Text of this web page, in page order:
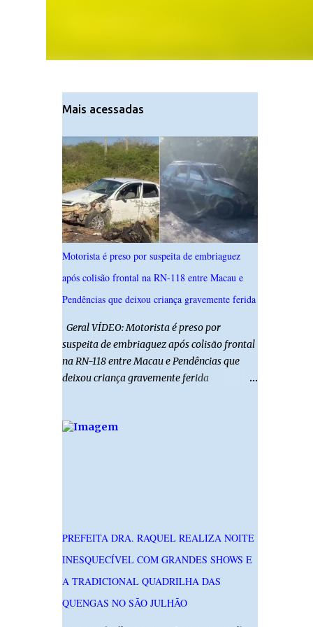
Mais acessadas
Motorista é preso por suspeita de embriaguez
após colisão frontal na RN-118 entre Macau e
Pendências que deixou criança gravemente ferida
Geral VÍDEO: Motorista é preso por
suspeita de embriaguez após colisão frontal
na RN-118 entre Macau e Pendências que
deixou criança gravemente ferida
em flagrante por suspeita de dirigir
condutores apresentava sinais de
embriaguez, foi levado ao Hospital Regional
Tarcísio Maia, em Mossoró, e autuado em
flagrante. O exame pericial para confirmar a
presença de álcool no organismo está em
PREFEITA DRA. RAQUEL REALIZA NOITE
INESQUECÍVEL COM GRANDES SHOWS E
A TRADICIONAL QUADRILHA DAS
QUENGAS NO SÃO JULHÃO